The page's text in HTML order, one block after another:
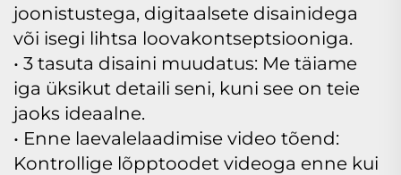
joonistustega, digitaalsete disainidega
või isegi lihtsa loovakontseptsiooniga.
• 3 tasuta disaini muudatus: Me täiame
iga üksikut detaili seni, kuni see on teie
jaoks ideaalne.
• Enne laevalelaadimise video tõend:
Kontrollige lõpptoodet videoga enne kui